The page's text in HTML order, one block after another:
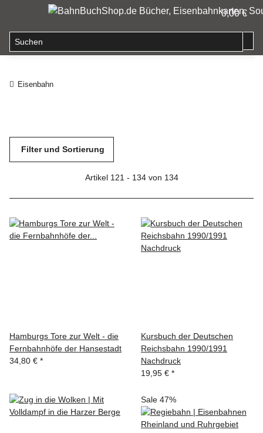
0,00 €
Eisenbahn
Filter und Sortierung
Artikel 121 - 134 von 134
Hamburgs Tore zur Welt - die
Fernbahnhöfe der Hansestadt
34,80 € *
Kursbuch der Deutschen
Reichsbahn 1990/1991
Nachdruck
19,95 € *
Sale 47%